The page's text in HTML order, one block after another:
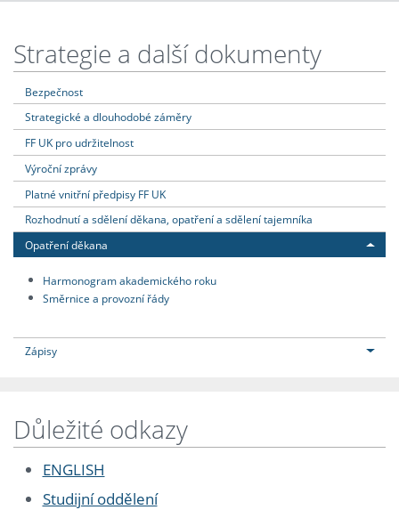
Strategie a další dokumenty
Bezpečnost
Strategické a dlouhodobé záměry
FF UK pro udržitelnost
Výroční zprávy
Platné vnitřní předpisy FF UK
Rozhodnutí a sdělení děkana, opatření a sdělení tajemníka
Opatření děkana
Harmonogram akademického roku
Směrnice a provozní řády
Zápisy
Důležité odkazy
ENGLISH
Studijní oddělení